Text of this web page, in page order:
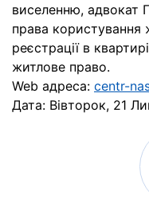
виселенню, адвокат
права
реєстрації в
житлове право.
Web адреса: centr-
Дата: Вівторок, 21